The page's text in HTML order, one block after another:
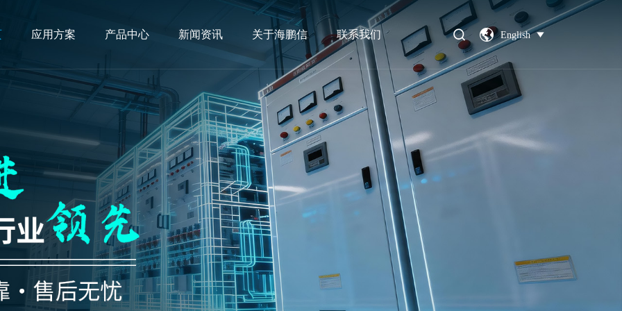
应用方案 产品中心 新闻资讯 关于海鹏信 联系我们 English